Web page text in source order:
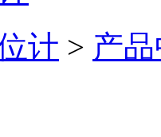
计 > 产